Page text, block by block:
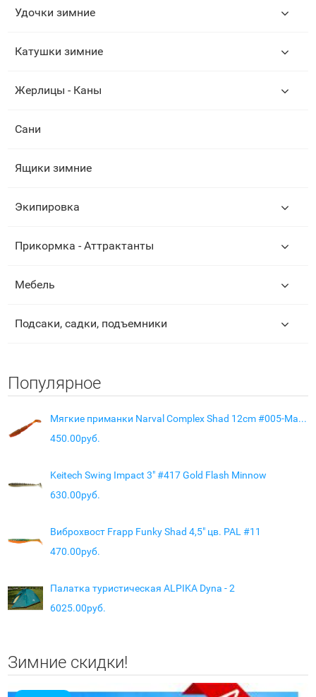
Удочки зимние
Катушки зимние
Жерлицы - Каны
Сани
Ящики зимние
Экипировка
Прикормка - Аттрактанты
Мебель
Подсаки, садки, подъемники
Популярное
Мягкие приманки Narval Complex Shad 12cm #005-Magic Motoroil
450.00руб.
Keitech Swing Impact 3" #417 Gold Flash Minnow
630.00руб.
Виброхвост Frapp Funky Shad 4,5" цв. PAL #11
470.00руб.
Палатка туристическая ALPIKA Dyna - 2
6025.00руб.
Зимние скидки!